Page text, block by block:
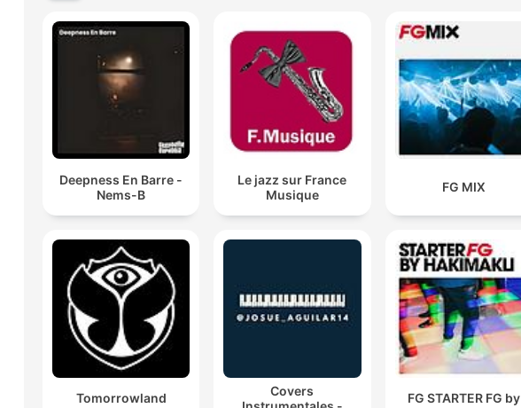
Deepness En Barre -
Nems-B
Le jazz sur France
Musique
FG MIX
Tomorrowland
Covers
FG STARTER FG by